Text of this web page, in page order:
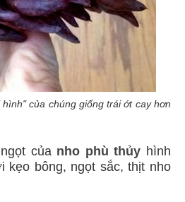
của chúng giống trái ớt cay hơn
của nho phù thủy hình
kẹo bông, ngọt sắc, thịt nho